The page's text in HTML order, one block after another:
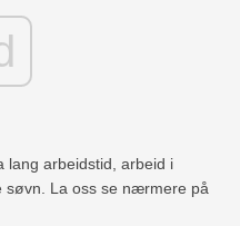
lang arbeidstid, arbeid i
søvn. La oss se nærmere på